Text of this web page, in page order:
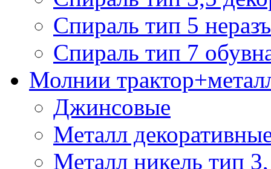
Спираль тип 5
Спираль тип 7
Молнии
Джинсовые
Металл
Металл никель тип